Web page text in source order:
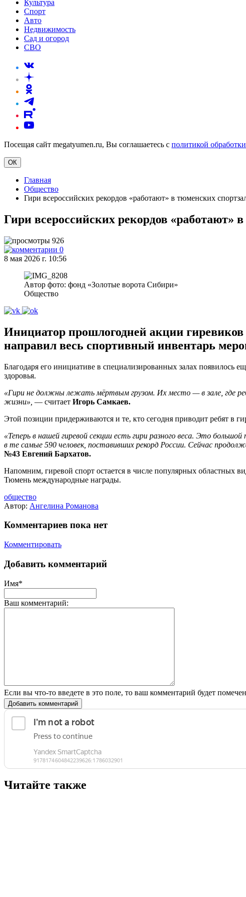
Культура
Спорт
Авто
Недвижимость
Сад и огород
СВО
Посещая сайт megatyumen.ru, Вы соглашаетесь с политикой
ОК
Главная
Общество
Гири всероссийских рекордов «работают» в тюменских
Гири всероссийских рекордов «работают»
926
0
8 мая 2026 г. 10:56
Автор фото: фонд «Золотые ворота Сибири»
Общество
Инициатор прошлогодней акции
направил весь спортивный инвентарь
Благодаря его инициативе в специализированных залах появилось
здоровья.
«Гири не должны лежать мёртвым грузом. Их место — в зале, где
жизни», — считает Игорь Самкаев.
Этой позиции придерживаются и те, кто сегодня приводит ребят в
«Теперь в нашей гиревой секции есть гири разного веса. Это
в те самые 590 человек, поставивших рекорд России. Сейчас
№43 Евгений Бархатов.
Напомним, гиревой спорт остается в числе популярных областных
Тюмень международные награды.
общество
Автор: Ангелина Романова
Комментариев пока нет
Комментировать
Добавить комментарий
Имя*
Ваш комментарий:
Если вы что-то введете в это поле, то ваш комментарий будет
Добавить комментарий
Читайте также